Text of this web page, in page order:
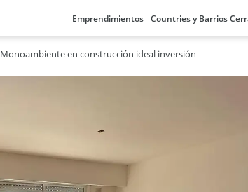
Emprendimientos Countries y Barrios
Monoambiente en construcción ideal inversión